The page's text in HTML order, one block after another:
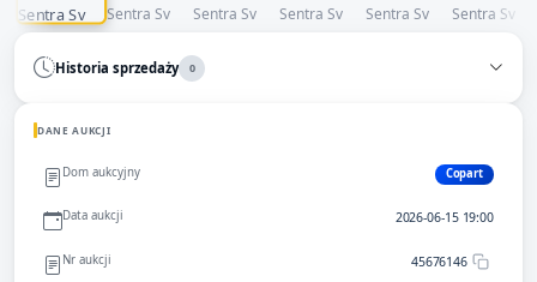
Historia sprzedaży 0
DANE AUKCJI
Dom aukcyjny Copart
Data aukcji 2026-06-15 19:00
Nr aukcji 45676146